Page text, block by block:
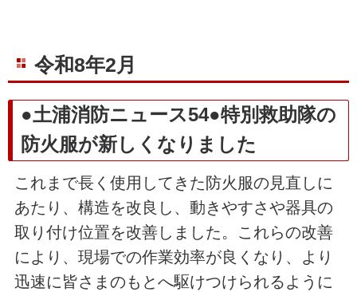
令和8年2月
●土浦消防ニュース54●特別救助隊の
防火服が新しくなりました
これまで長く使用してきた防火服の見直しに
あたり、構造を改良し、動きやすさや器具の
取り付け位置を改善しました。これらの改善
により、現場での作業効率が良くなり、より
迅速に皆さまのもとへ駆けつけられるように